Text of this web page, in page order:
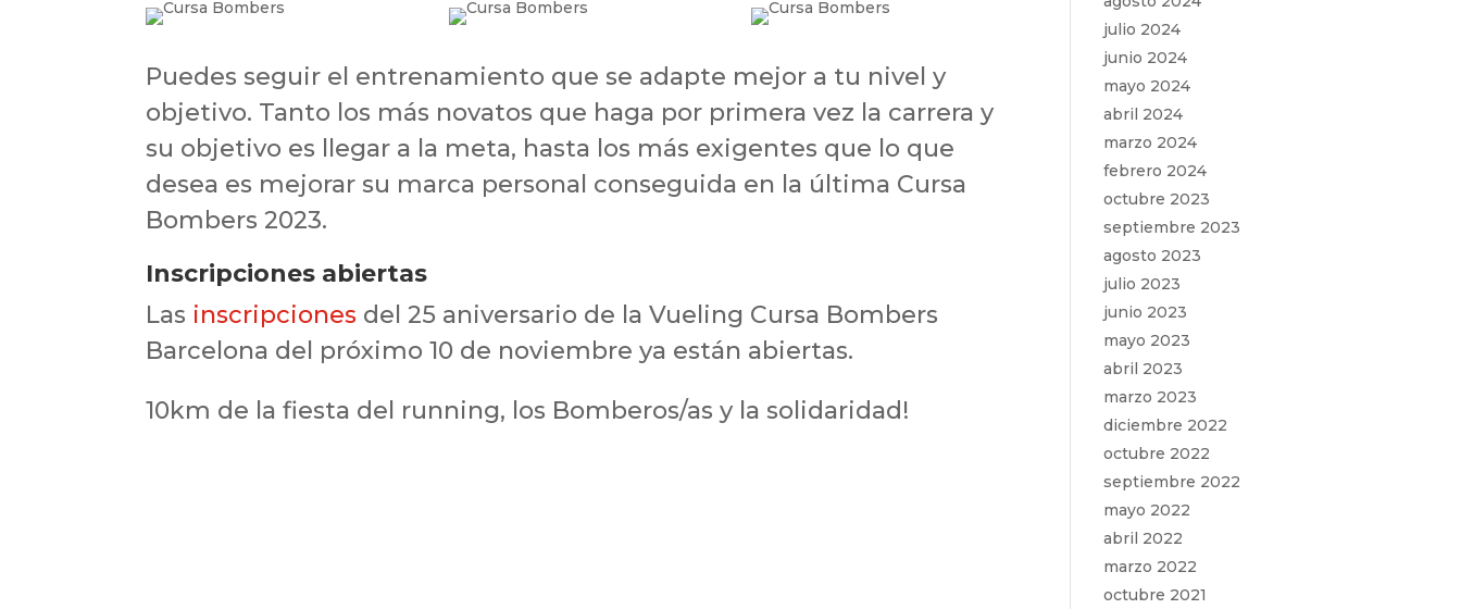
Puedes seguir el entrenamiento que se adapte mejor a tu nivel y
objetivo. Tanto los más novatos que haga por primera vez la carrera y
su objetivo es llegar a la meta, hasta los más exigentes que lo que
desea es mejorar su marca personal conseguida en la última Cursa
Bombers 2023.
Inscripciones abiertas
Las inscripciones del 25 aniversario de la Vueling Cursa Bombers
Barcelona del próximo 10 de noviembre ya están abiertas.
10km de la fiesta del running, los Bomberos/as y la solidaridad!
julio 2024
junio 2024
mayo 2024
abril 2024
marzo 2024
febrero 2024
octubre 2023
septiembre 2023
agosto 2023
julio 2023
junio 2023
mayo 2023
abril 2023
marzo 2023
diciembre 2022
octubre 2022
septiembre 2022
mayo 2022
abril 2022
marzo 2022
octubre 2021